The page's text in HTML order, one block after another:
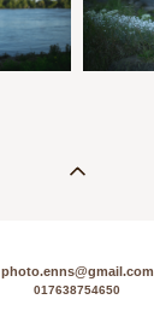
photo.enns@gmail.com
017638754650